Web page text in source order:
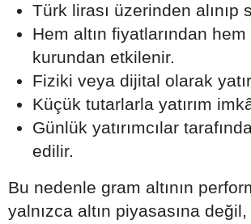
Türk lirası üzerinden alınıp
Hem altın fiyatlarından
kurundan etkilenir.
Fiziki veya dijital olarak
Küçük tutarlarla yatırım
Günlük yatırımcılar
edilir.
Bu nedenle gram altının
yalnızca altın piyasasına